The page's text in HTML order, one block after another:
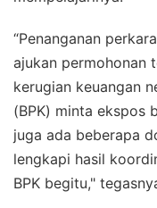
“Penanganan
ajukan permohonan
kerugian keuangan
(BPK) minta ekspos
juga ada beberapa
lengkapi hasil
BPK begitu,"